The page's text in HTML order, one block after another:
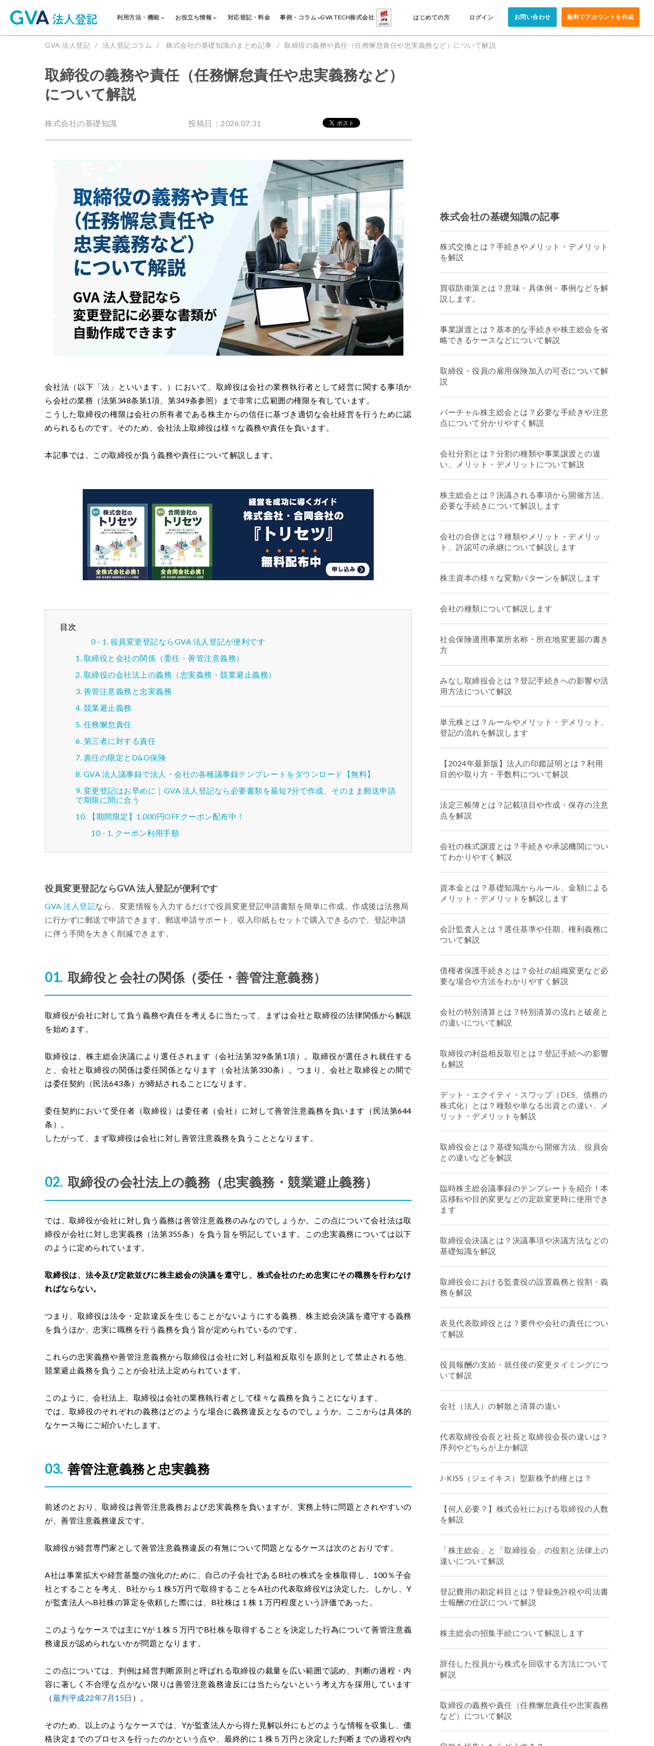
利用方法・機能 お役立ち情報 対応登記・料金 事例・コラム GVA TECH株式会社 はじめての方 ログイン お問い合わせ 無料でアカウントを作成
GVA 法人登記 法人登記コラム 株式会社の基礎知識のまとめ記事 取締役の義務や責任（任務懈怠責任や忠実義務など）について解説
取締役の義務や責任（任務懈怠責任や忠実義務など）
について解説
株式会社の基礎知識 投稿日：2026.07.31
会社法（以下「法」といいます。）において、取締役は会社の業務執行者として経営に関する事項か
ら会社の業務（法第348条第1項、第349条参照）まで非常に広範囲の権限を有しています。
こうした取締役の権限は会社の所有者である株主からの信任に基づき適切な会社経営を行うために認
められるものです。そのため、会社法上取締役は様々な義務や責任を負います。
本記事では、この取締役が負う義務や責任について解説します。
目次
役員変更登記ならGVA 法人登記が便利です
取締役と会社の関係（委任・善管注意義務）
取締役の会社法上の義務（忠実義務・競業避止義務）
善管注意義務と忠実義務
競業避止義務
任務懈怠責任
第三者に対する責任
責任の限定とD&O保険
GVA 法人議事録で法人・会社の各種議事録テンプレートをダウンロード【無料】
変更登記はお早めに｜GVA 法人登記なら必要書類を最短7分で作成、そのまま郵送申請
で期限に間に合う
【期間限定】1,000円OFFクーポン配布中！
クーポン利用手順
役員変更登記ならGVA 法人登記が便利です
GVA 法人登記なら、変更情報を入力するだけで役員変更登記申請書類を簡単に作成。作成後は法務局
に行かずに郵送で申請できます。郵送申請サポート、収入印紙もセットで購入できるので、登記申請
に伴う手間を大きく削減できます。
取締役と会社の関係（委任・善管注意義務）
取締役が会社に対して負う義務や責任を考えるに当たって、まずは会社と取締役の法律関係から解説
を始めます。
取締役は、株主総会決議により選任されます（会社法第329条第1項）。取締役が選任され就任する
と、会社と取締役の関係は委任関係となります（会社法第330条）。つまり、会社と取締役との間で
は委任契約（民法643条）が締結されることになります。
委任契約において受任者（取締役）は委任者（会社）に対して善管注意義務を負います（民法第644
条）。
したがって、まず取締役は会社に対し善管注意義務を負うこととなります。
取締役の会社法上の義務（忠実義務・競業避止義務）
では、取締役が会社に対し負う義務は善管注意義務のみなのでしょうか。この点について会社法は取
締役が会社に対し忠実義務（法第355条）を負う旨を明記しています。この忠実義務については以下
のように定められています。
取締役は、法令及び定款並びに株主総会の決議を遵守し、株式会社のため忠実にその職務を行わなけ
ればならない。
つまり、取締役は法令・定款違反を生じることがないようにする義務、株主総会決議を遵守する義務
を負うほか、忠実に職務を行う義務を負う旨が定められているのです。
これらの忠実義務や善管注意義務から取締役は会社に対し利益相反取引を原則として禁止される他、
競業避止義務を負うことが会社法上定められています。
このように、会社法上、取締役は会社の業務執行者として様々な義務を負うことになります。
では、取締役のそれぞれの義務はどのような場合に義務違反となるのでしょうか。ここからは具体的
なケース毎にご紹介いたします。
善管注意義務と忠実義務
前述のとおり、取締役は善管注意義務および忠実義務を負いますが、実務上特に問題とされやすいの
が、善管注意義務違反です。
取締役が経営専門家として善管注意義務違反の有無について問題となるケースは次のとおりです。
A社は事業拡大や経営基盤の強化のために、自己の子会社であるB社の株式を全株取得し、100％子会
社とすることを考え、B社から１株5万円で取得することをA社の代表取締役Yは決定した。しかし、Y
が監査法人へB社株の算定を依頼した際には、B社株は１株１万円程度という評価であった。
このようなケースでは主にYが１株５万円でB社株を取得することを決定した行為について善管注意義
務違反が認められないかが問題となります。
この点については、判例は経営判断原則と呼ばれる取締役の裁量を広い範囲で認め、判断の過程・内
容に著しく不合理な点がない限りは善管注意義務違反には当たらないという考え方を採用しています
（最判平成22年7月15日 ）。
そのため、以上のようなケースでは、Yが監査法人から得た見解以外にもどのような情報を収集し、価
格決定までのプロセスを行ったのかという点や、最終的に１株５万円と決定した判断までの過程や内
株式会社の基礎知識の記事
株式交換とは？手続きやメリット・デメリット
を解説
買収防衛策とは？意味・具体例・事例などを解
説します。
事業譲渡とは？基本的な手続きや株主総会を省
略できるケースなどについて解説
取締役・役員の雇用保険加入の可否について解
説
バーチャル株主総会とは？必要な手続きや注意
点について分かりやすく解説
会社分割とは？分割の種類や事業譲渡との違
い、メリット・デメリットについて解説
株主総会とは？決議される事項から開催方法、
必要な手続きについて解説します
会社の合併とは？種類やメリット・デメリッ
ト、許認可の承継について解説します
株主資本の様々な変動パターンを解説します
会社の種類について解説します
社会保険適用事業所名称・所在地変更届の書き
方
みなし取締役会とは？登記手続きへの影響や活
用方法について解説
単元株とは？ルールやメリット・デメリット、
登記の流れを解説します
【2024年最新版】法人の印鑑証明とは？利用
目的や取り方・手数料について解説
法定三帳簿とは？記載項目や作成・保存の注意
点を解説
会社の株式譲渡とは？手続きや承認機関につい
てわかりやすく解説
資本金とは？基礎知識からルール、金額による
メリット・デメリットを解説します
会計監査人とは？選任基準や任期、権利義務に
ついて解説
債権者保護手続きとは？会社の組織変更など必
要な場合や方法をわかりやすく解説
会社の特別清算とは？特別清算の流れと破産と
の違いについて解説
取締役の利益相反取引とは？登記手続への影響
も解説
デット・エクイティ・スワップ（DES、債務の
株式化）とは？種類や単なる出資との違い、メ
リット・デメリットを解説
取締役会とは？基礎知識から開催方法、役員会
との違いなどを解説
臨時株主総会議事録のテンプレートを紹介！本
店移転や目的変更などの定款変更時に使用でき
ます
取締役会決議とは？決議事項や決議方法などの
基礎知識を解説
取締役会における監査役の設置義務と役割・義
務を解説
表見代表取締役とは？要件や会社の責任につい
て解説
役員報酬の支給・就任後の変更タイミングにつ
いて解説
会社（法人）の解散と清算の違い
代表取締役会長と社長と取締役会長の違いは？
序列やどちらが上か解説
J-KISS（ジェイキス）型新株予約権とは？
【何人必要？】株式会社における取締役の人数
を解説
「株主総会」と「取締役会」の役割と法律上の
違いについて解説
登記費用の勘定科目とは？登録免許税や司法書
士報酬の仕訳について解説
株主総会の招集手続について解説します
辞任した役員から株式を回収する方法について
解説
取締役の義務や責任（任務懈怠責任や忠実義務
など）について解説